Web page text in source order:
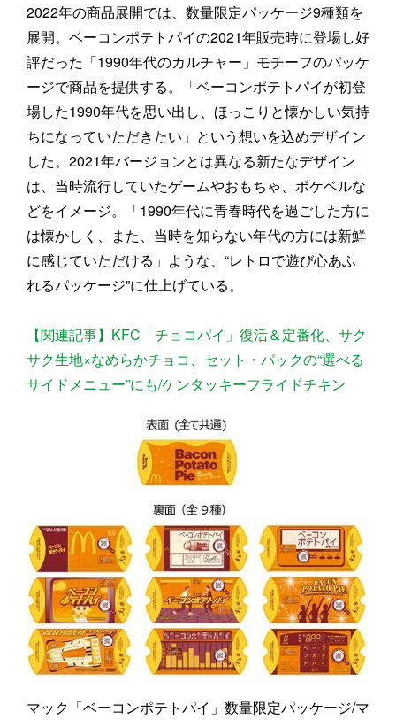
2022年の商品展開では、数量限定パッケージ9種類を
展開。ベーコンポテトパイの2021年販売時に登場し好
評だった「1990年代のカルチャー」モチーフのパッケ
ージで商品を提供する。「ベーコンポテトパイが初登
場した1990年代を思い出し、ほっこりと懐かしい気持
ちになっていただきたい」という想いを込めデザイン
した。2021年バージョンとは異なる新たなデザイン
は、当時流行していたゲームやおもちゃ、ポケベルな
どをイメージ。「1990年代に青春時代を過ごした方に
は懐かしく、また、当時を知らない年代の方には新鮮
に感じていただける」ような、“レトロで遊び心あふ
れるパッケージ”に仕上げている。
【関連記事】KFC「チョコパイ」復活＆定番化、サク
サク生地×なめらかチョコ、セット・パックの“選べる
サイドメニュー”にも/ケンタッキーフライドチキン
マック「ベーコンポテトパイ」数量限定パッケージ/マ